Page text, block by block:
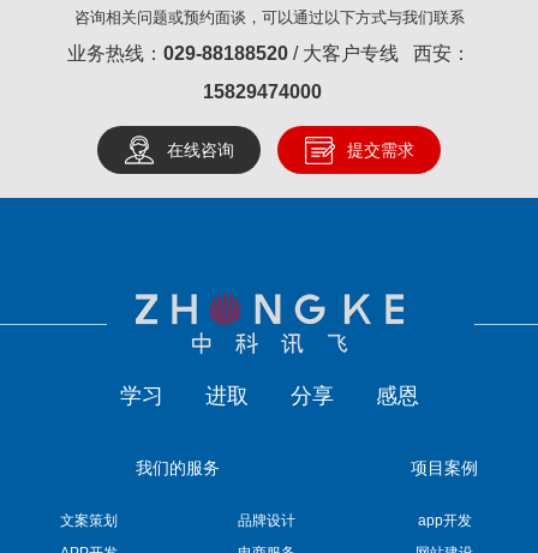
咨询相关问题或预约面谈，可以通过以下方式与我们联系
业务热线： 029-88188520 / 大客户专线 西安：
15829474000
在线咨询 提交需求
学习 进取 分享 感恩
我们的服务
文案策划
品牌设计
项目案例
app开发